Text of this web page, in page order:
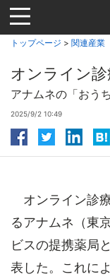
Jump
to
navigation
トップページ > 関連産業
オンライン
アナムネの「おう
2025/9/2 10:49
オンライン診
るアナムネ（東
ビスの提携薬局
表した。これに